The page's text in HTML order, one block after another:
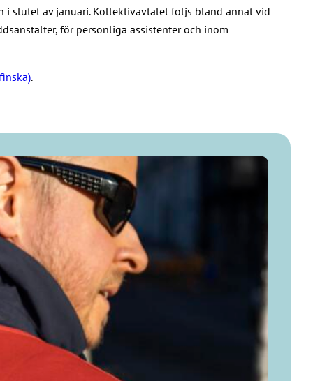
i slutet av januari. Kollektivavtalet följs bland annat vid
för personliga assistenter och inom
.